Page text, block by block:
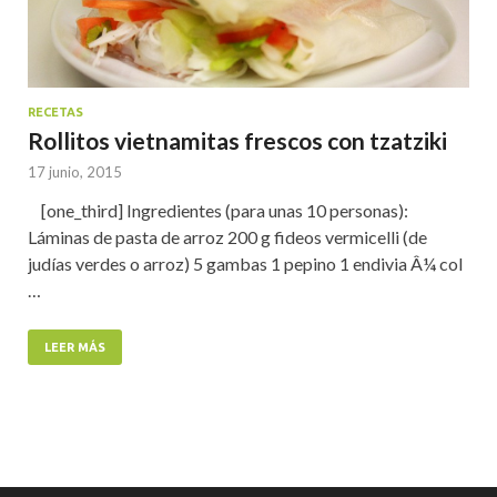
RECETAS
Rollitos vietnamitas frescos con tzatziki
17 junio, 2015
[one_third] Ingredientes (para unas 10 personas):
Láminas de pasta de arroz 200 g fideos vermicelli (de
judías verdes o arroz) 5 gambas 1 pepino 1 endivia Â¼ col
LEER MÁS